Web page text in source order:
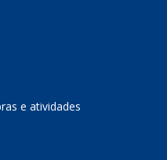
e atividades